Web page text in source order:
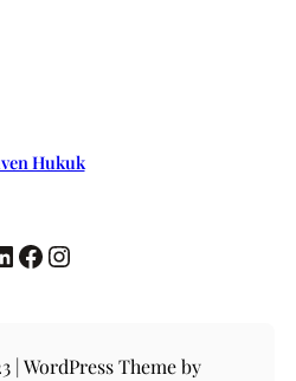
Hukuk
Facebook Instagram
| WordPress Theme by